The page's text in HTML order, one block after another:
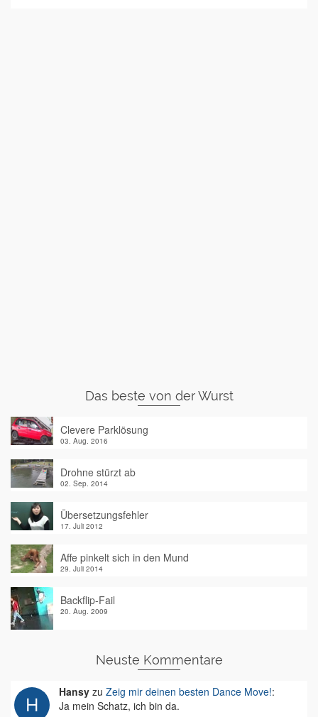
Das beste von der Wurst
Clevere Parklösung
03. Aug. 2016
Drohne stürzt ab
02. Sep. 2014
Übersetzungsfehler
17. Juli 2012
Affe pinkelt sich in den Mund
29. Juli 2014
Backflip-Fail
20. Aug. 2009
Neuste Kommentare
Hansy zu Zeig mir deinen besten Dance Move!:
Ja mein Schatz, ich bin da.